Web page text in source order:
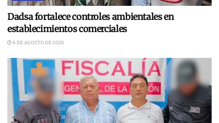
Dadsa fortalece controles ambientales en
establecimientos comerciales
6 DE AGOSTO DE 2026